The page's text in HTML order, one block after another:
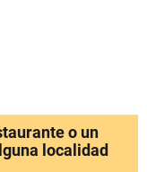
o un
localidad